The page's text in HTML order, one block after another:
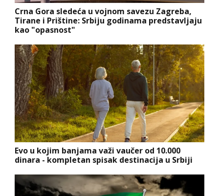
Crna Gora sledeća u vojnom savezu Zagreba,
Tirane i Prištine: Srbiju godinama predstavljaju
kao "opasnost"
Evo u kojim banjama važi vaučer od 10.000
dinara - kompletan spisak destinacija u Srbiji